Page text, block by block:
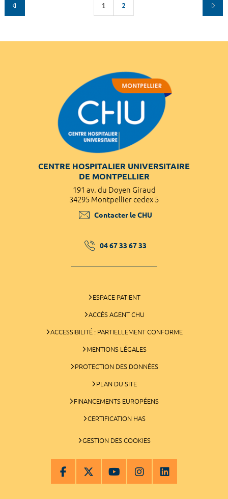
1 2
CENTRE HOSPITALIER UNIVERSITAIRE
DE MONTPELLIER
191 av. du Doyen Giraud
34295 Montpellier cedex 5
Contacter le CHU
04 67 33 67 33
ESPACE PATIENT
ACCÈS AGENT CHU
ACCESSIBILITÉ : PARTIELLEMENT CONFORME
MENTIONS LÉGALES
PROTECTION DES DONNÉES
PLAN DU SITE
FINANCEMENTS EUROPÉENS
CERTIFICATION HAS
GESTION DES COOKIES